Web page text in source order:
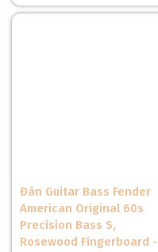
Đàn Guitar Bass Fender
American Original 60s
Precision Bass S,
Rosewood Fingerboard -